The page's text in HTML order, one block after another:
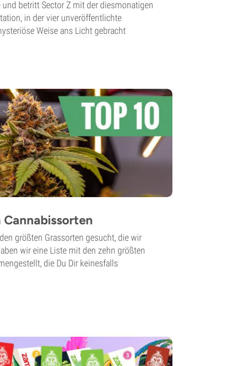
und betritt Sector Z mit der diesmonatigen
in der vier unveröffentlichte
Weise ans Licht gebracht
Cannabissorten
größten Grassorten gesucht, die wir
wir eine Liste mit den zehn größten
die Du Dir keinesfalls